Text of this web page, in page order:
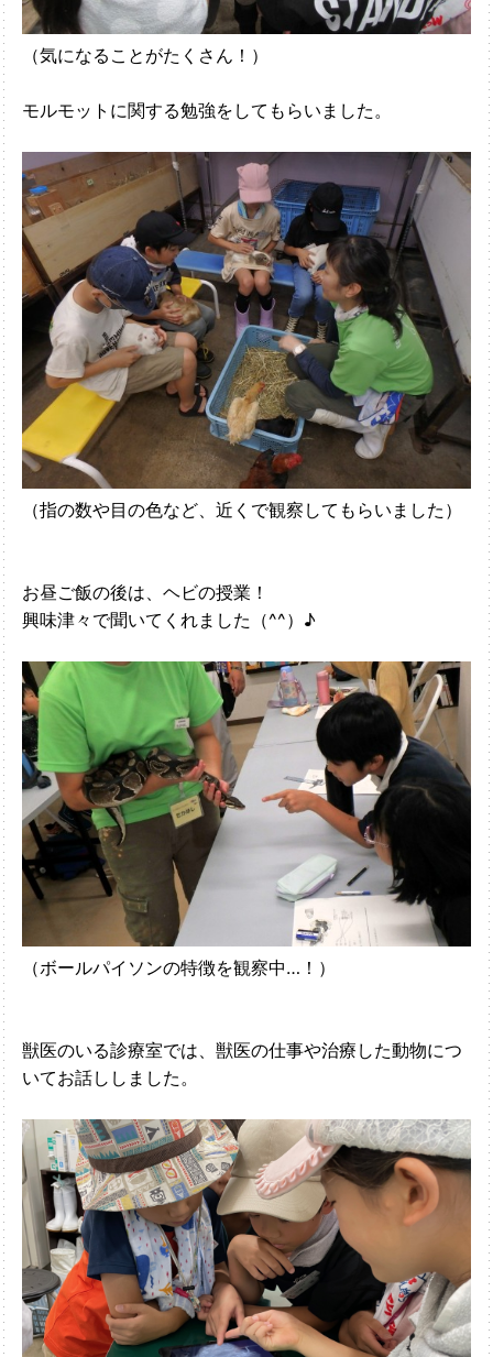
（気になることがたくさん！）
モルモットに関する勉強をしてもらいました。
（指の数や目の色など、近くで観察してもらいました）
お昼ご飯の後は、ヘビの授業！
興味津々で聞いてくれました（^^）♪
（ボールパイソンの特徴を観察中…！）
獣医のいる診療室では、獣医の仕事や治療した動物につ
いてお話ししました。